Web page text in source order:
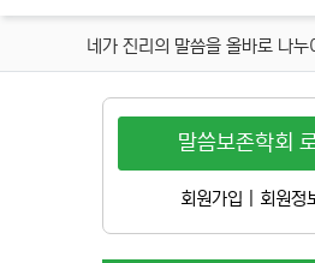
네가 진리의 말씀을 올바로 나
말씀보존학회
회원가입 회원정